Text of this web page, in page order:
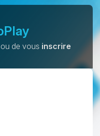
ou de vous inscrire